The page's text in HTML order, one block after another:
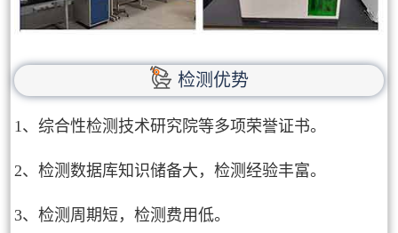
检测优势
1、综合性检测技术研究院等多项荣誉证书。
2、检测数据库知识储备大，检测经验丰富。
3、检测周期短，检测费用低。